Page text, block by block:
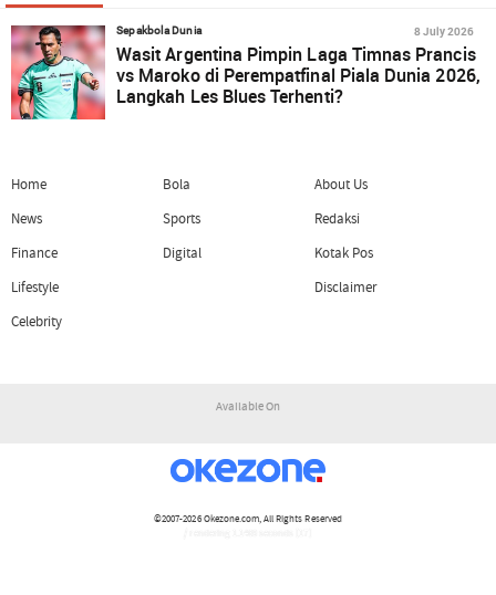
Sepakbola Dunia 8 July 2026
Wasit Argentina Pimpin Laga Timnas Prancis
vs Maroko di Perempatfinal Piala Dunia 2026,
Langkah Les Blues Terhenti?
Home
News
Finance
Lifestyle
Celebrity
Bola
Sports
Digital
About Us
Redaksi
Kotak Pos
Disclaimer
Available On
©2007-2026Okezone.com, All Rights Reserved